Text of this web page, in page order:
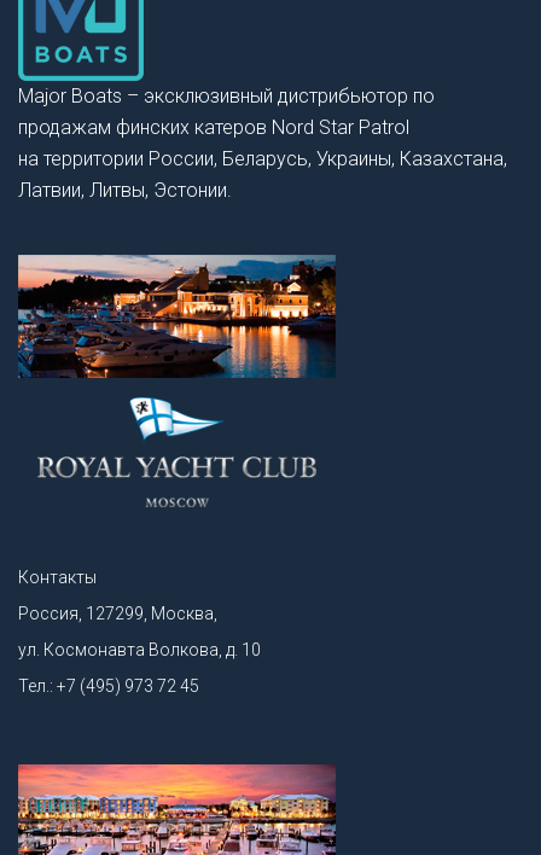
Major Boats – эксклюзивный дистрибьютор по
продажам финских катеров Nord Star Patrol
на территории России, Беларусь, Украины, Казахстана,
Латвии, Литвы, Эстонии.
Контакты
Россия, 127299, Москва,
ул. Космонавта Волкова, д. 10
Тел.: +7 (495) 973 72 45